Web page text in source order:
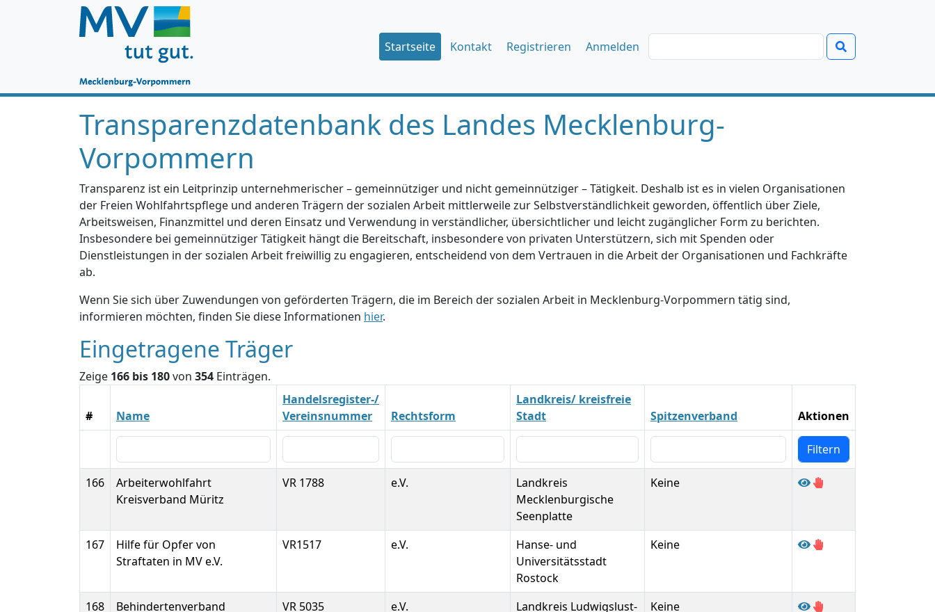
Startseite Kontakt Registrieren Anmelden
Transparenzdatenbank des Landes Mecklenburg-
Vorpommern
Transparenz ist ein Leitprinzip unternehmerischer – gemeinnütziger und nicht gemeinnütziger – Tätigkeit. Deshalb ist es in vielen Organisationen
der Freien Wohlfahrtspflege und anderen Trägern der sozialen Arbeit mittlerweile zur Selbstverständlichkeit geworden, öffentlich über Ziele,
Arbeitsweisen, Finanzmittel und deren Einsatz und Verwendung in verständlicher, übersichtlicher und leicht zugänglicher Form zu berichten.
Insbesondere bei gemeinnütziger Tätigkeit hängt die Bereitschaft, insbesondere von privaten Unterstützern, sich mit Spenden oder
Dienstleistungen in der sozialen Arbeit freiwillig zu engagieren, entscheidend von dem Vertrauen in die Arbeit der Organisationen und Fachkräfte
ab.
Wenn Sie sich über Zuwendungen von geförderten Trägern, die im Bereich der sozialen Arbeit in Mecklenburg-Vorpommern tätig sind,
informieren möchten, finden Sie diese Informationen hier.
Eingetragene Träger
Zeige 166 bis 180von 354 Einträgen.
# Name
Handelsregister-/
Vereinsnummer
Rechtsform
Landkreis/ kreisfreie
Stadt
Spitzenverband Aktionen
166
Arbeiterwohlfahrt
Kreisverband Müritz
VR 1788 e.V.
Landkreis
Mecklenburgische
Seenplatte
Keine
167
Hilfe für Opfer von
Straftaten in MV e.V.
VR1517 e.V.
Hanse- und
Universitätsstadt
Rostock
Keine
168
Behindertenverband
VR 5035 e.V.
Landkreis Ludwigslust-
Keine